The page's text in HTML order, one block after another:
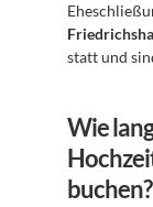
statt und
Wie
buchen?